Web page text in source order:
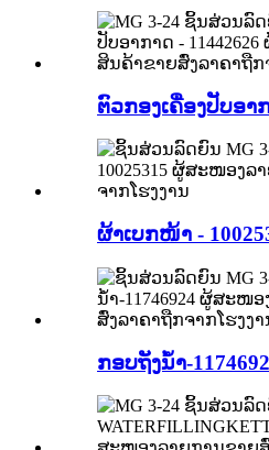
ຕົວກອງເຄື່ອງປັບອາ
ຜ້າເບກໜ້າ -
ກອບຖັງນໍ້າ-